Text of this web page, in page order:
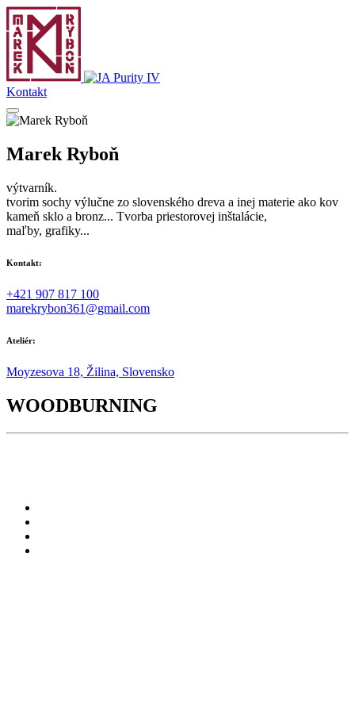
Kontakt
Marek Ryboň
výtvarník.
tvorim sochy výlučne zo slovenského dreva a inej materie ako kov
kameň sklo a bronz... Tvorba priestorovej inštalácie,
maľby, grafiky...
Kontakt:
+421 907 817 100
marekrybon361@gmail.com
Ateliér:
Moyzesova 18, Žilina, Slovensko
WOODBURNING